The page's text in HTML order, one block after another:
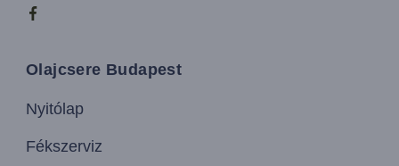
Olajcsere Budapest
Nyitólap
Fékszerviz